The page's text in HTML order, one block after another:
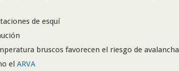
de esquí
bruscos favorecen el riesgo de avalancha
el ARVA